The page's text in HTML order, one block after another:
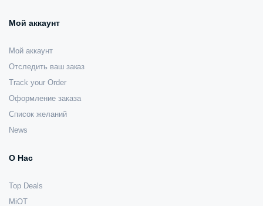
Мой аккаунт
Мой аккаунт
Отследить ваш заказ
Track your Order
Оформление заказа
Список желаний
News
О Нас
Top Deals
MiOT